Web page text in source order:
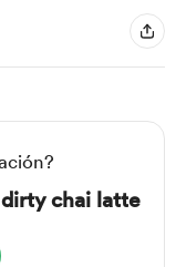
chai latte